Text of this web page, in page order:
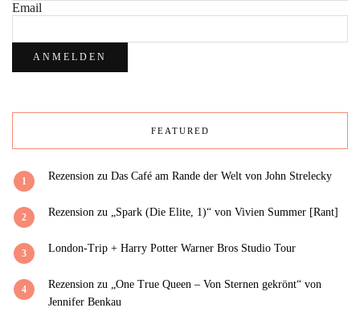
Email
FEATURED
1 Rezension zu Das Café am Rande der Welt von John Strelecky
2 Rezension zu „Spark (Die Elite, 1)“ von Vivien Summer [Rant]
3 London-Trip + Harry Potter Warner Bros Studio Tour
4
Rezension zu „One True Queen – Von Sternen gekrönt“ von
Jennifer Benkau